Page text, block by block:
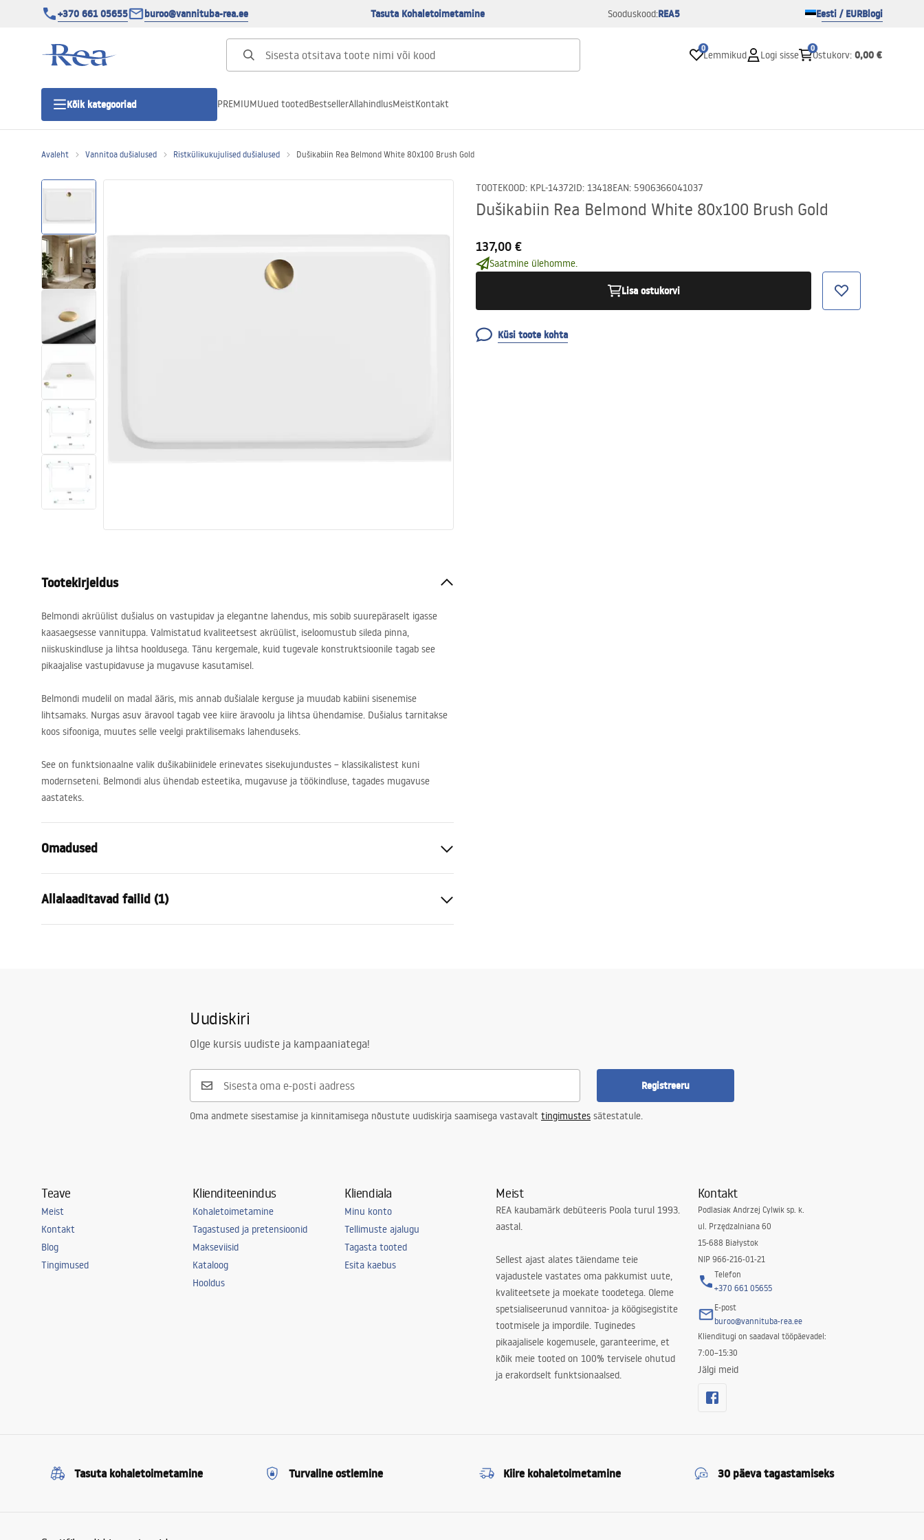
+370 661 05655 buroo@vannituba-rea.ee Tasuta Kohaletoimetamine Sooduskood:REA5 Eesti / EURBlogi
0
Lemmikud Logi sisse
0
Ostukorv: 0,00 €
Kõik kategooriad
Vannitoa dušialused
Lineaarne duši äravool
Tualettruumid
Vajub ära
Vannid ja ekraanid
Vannitoa segistid
Vannitoas dušid
PREMIUMUued tootedBestsellerAllahindlusMeistKontakt
Avaleht Vannitoa dušialused Ristkülikukujulised dušialused Dušikabiin Rea Belmond White 80x100 Brush Gold
TOOTEKOOD: KPL-14372ID: 13418EAN: 5906366041037
Dušikabiin Rea Belmond White 80x100 Brush Gold
137,00 €
Saatmine ülehomme.
Lisa ostukorvi
Küsi toote kohta
Tootekirjeldus
Belmondi akrüülist dušialus on vastupidav ja elegantne lahendus, mis sobib suurepäraselt igasse
kaasaegsesse vannituppa. Valmistatud kvaliteetsest akrüülist, iseloomustub sileda pinna,
niiskuskindluse ja lihtsa hooldusega. Tänu kergemale, kuid tugevale konstruktsioonile tagab see
pikaajalise vastupidavuse ja mugavuse kasutamisel.
Belmondi mudelil on madal ääris, mis annab dušialale kerguse ja muudab kabiini sisenemise
lihtsamaks. Nurgas asuv äravool tagab vee kiire äravoolu ja lihtsa ühendamise. Dušialus tarnitakse
koos sifooniga, muutes selle veelgi praktilisemaks lahenduseks.
See on funktsionaalne valik dušikabiinidele erinevates sisekujundustes – klassikalistest kuni
modernseteni. Belmondi alus ühendab esteetika, mugavuse ja töökindluse, tagades mugavuse
aastateks.
Omadused
Materjal
Pikkus
1000mm
Ei
24 kuud
Allalaaditavad failid (1)
Uudiskiri
Olge kursis uudiste ja kampaaniatega!
Registreeru
Oma andmete sisestamise ja kinnitamisega nõustute uudiskirja saamisega vastavalt tingimustes sätestatule.
Teave
Meist
Kontakt
Blog
Tingimused
Klienditeenindus
Kohaletoimetamine
Tagastused ja pretensioonid
Makseviisid
Kataloog
Hooldus
Kliendiala
Minu konto
Tellimuste ajalugu
Tagasta tooted
Esita kaebus
Meist
REA kaubamärk debüteeris Poola turul 1993.
aastal.
Sellest ajast alates täiendame teie
vajadustele vastates oma pakkumist uute,
kvaliteetsete ja moekate toodetega. Oleme
spetsialiseerunud vannitoa- ja köögisegistite
tootmisele ja impordile. Tuginedes
pikaajalisele kogemusele, garanteerime, et
kõik meie tooted on 100% tervisele ohutud
ja erakordselt funktsionaalsed.
Kontakt
Podlasiak Andrzej Cylwik sp. k.
ul. Przędzalniana 60
15-688 Białystok
NIP 966-216-01-21
Telefon
+370 661 05655
E-post
buroo@vannituba-rea.ee
Klienditugi on saadaval tööpäevadel:
7:00–15:30
Jälgi meid
Tasuta kohaletoimetamine Turvaline ostlemine Kiire kohaletoimetamine 30 päeva tagastamiseks